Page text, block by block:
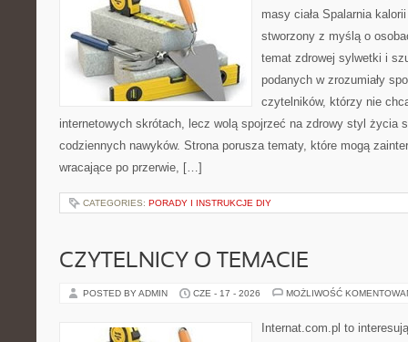
masy ciała Spalarnia
stworzony z myślą o
temat zdrowej sylwetki i
podanych w zrozumiały
czytelników, którzy nie
internetowych skrótach, lecz wolą spojrzeć na zdrowy styl życia
codziennych nawyków. Strona porusza tematy, które mogą
wracające po przerwie, […]
CATEGORIES: PORADY I INSTRUKCJE DIY
CZYTELNICY O TEMACIE
POSTED BY ADMIN CZE - 17 - 2026 MOŻLIWOŚĆ
Internat.com.pl to